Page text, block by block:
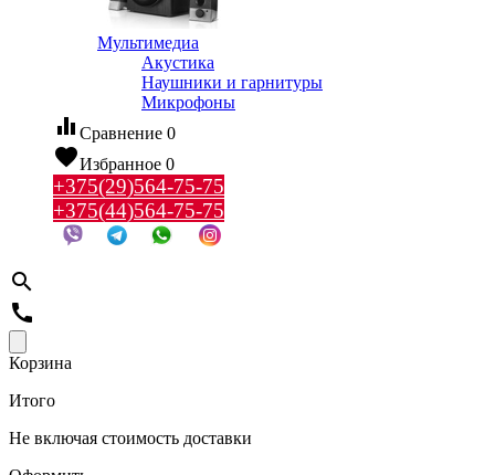
Мультимедиа
Акустика
Наушники и гарнитуры
Микрофоны
equalizer Сравнение 0
favoriteИзбранное 0
+375(29)564-75-75
+375(44)564-75-75
search
call
Корзина
Итого
Не включая стоимость доставки